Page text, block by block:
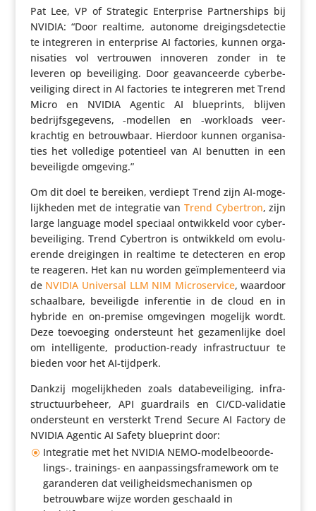
Pat Lee, VP of Strategic Enter­prise Part­ner­ships bij
NVIDIA: “Door realtime, autonome drei­gings­de­tectie
te inte­greren in enter­prise AI factories, kunnen orga­
ni­sa­ties vol vertrouwen innoveren zonder in te
leveren op bevei­li­ging. Door geavan­ceerde cyber­be­
vei­li­ging direct in AI factories te inte­greren met Trend
Micro en NVIDIA Agentic AI blue­prints, blijven
bedrijfs­ge­ge­vens, ‑modellen en ‑workloads veer­
krachtig en betrouw­baar. Hierdoor kunnen orga­ni­sa­
ties het volledige poten­tieel van AI benutten in een
bevei­ligde omgeving.”
Om dit doel te bereiken, verdiept Trend zijn AI-moge­
lijk­heden met de inte­gratie vanTrend Cybertron, zijn
large language model speciaal ontwik­keld voor cyber­
be­vei­li­ging. Trend Cybertron is ontwik­keld om evolu­
e­rende drei­gingen in realtime te detec­teren en erop
te reageren. Het kan nu worden geïm­ple­men­teerd via
de NVIDIA Universal LLM NIM Micro­ser­vice, waardoor
schaal­bare, bevei­ligde infe­rentie in de cloud en in
hybride en on-premise omge­vingen mogelijk wordt.
Deze toevoe­ging onder­steunt het geza­men­lijke doel
om intel­li­gente, produc­tion-ready infra­struc­tuur te
bieden voor het AI-tijdperk.
Dankzij moge­lijk­heden zoals data­be­vei­li­ging, infra­
struc­tuur­be­heer, API guard­rails en CI/CD-validatie
onder­steunt en versterkt Trend Secure AI Factory de
NVIDIA Agentic AI Safety blueprint door:
Inte­gratie met het NVIDIA NEMO-model­be­oor­de­
lings‑, trainings- en aanpas­sings­fra­me­work om te
garan­deren dat veilig­heids­me­cha­nismen op
betrouw­bare wijze worden geschaald in